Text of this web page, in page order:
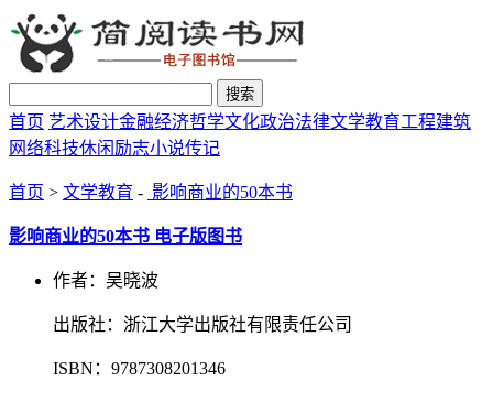
搜索
首页 艺术设计金融经济哲学文化政治法律文学教育工程建筑
网络科技休闲励志小说传记
首页 > 文学教育 - 影响商业的50本书
影响商业的50本书 电子版图书
作者：吴晓波
出版社：浙江大学出版社有限责任公司
ISBN：9787308201346